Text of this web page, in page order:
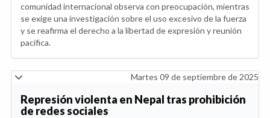
comunidad internacional observa con preocupación, mientras
se exige una investigación sobre el uso excesivo de la fuerza
y se reafirma el derecho a la libertad de expresión y reunión
pacífica.
Martes 09 de septiembre de 2025
Represión violenta en Nepal tras prohibición
de redes sociales